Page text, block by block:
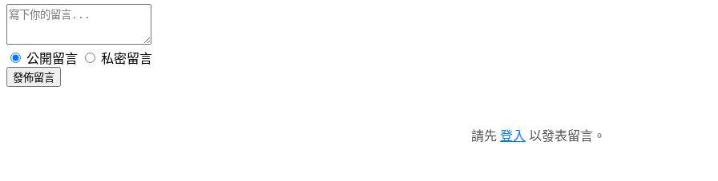
公開留言 私密留言
發佈留言
請先 登入 以發表留言。